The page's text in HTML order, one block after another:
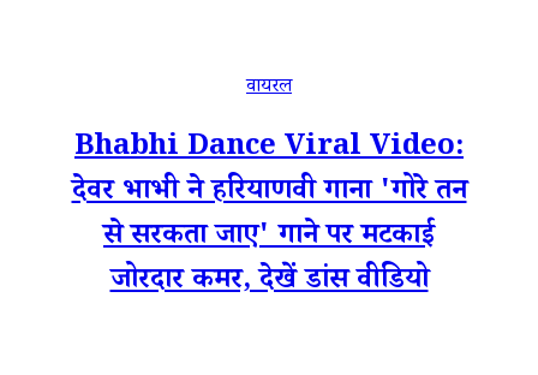
वायरल
Bhabhi Dance Viral Video:
देवर भाभी ने हरियाणवी गाना 'गोरे तन
से सरकता जाए' गाने पर मटकाई
जोरदार कमर, देखें डांस वीडियो